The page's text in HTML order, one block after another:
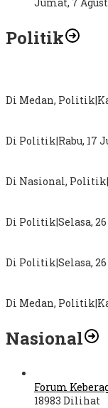
Politik
Di Medan, Politik|
Di Politik|Rabu, 17
Di Nasional, Politik|
Di Politik|Selasa,
Di Politik|Selasa,
Di Medan, Politik|
Nasional
Forum
18983 Dilihat